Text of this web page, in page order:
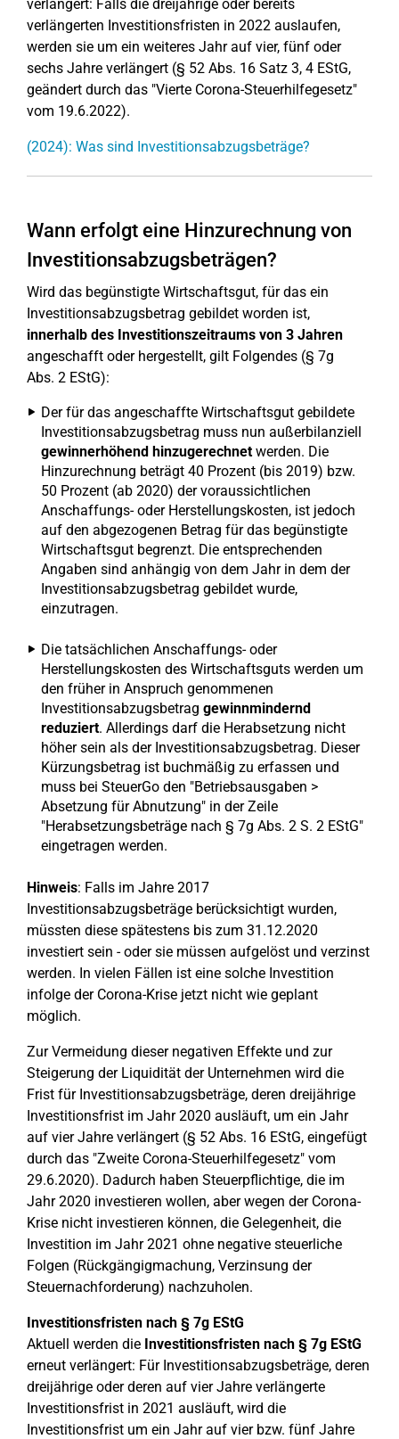
verlängert: Falls die dreijährige oder bereits
verlängerten Investitionsfristen in 2022 auslaufen,
werden sie um ein weiteres Jahr auf vier, fünf oder
sechs Jahre verlängert (§ 52 Abs. 16 Satz 3, 4 EStG,
geändert durch das "Vierte Corona-Steuerhilfegesetz"
vom 19.6.2022).
(2024): Was sind Investitionsabzugsbeträge?
Wann erfolgt eine Hinzurechnung von
Investitionsabzugsbeträgen?
Wird das begünstigte Wirtschaftsgut, für das ein
Investitionsabzugsbetrag gebildet worden ist,
innerhalb des Investitionszeitraums von 3 Jahren
angeschafft oder hergestellt, gilt Folgendes (§ 7g
Abs. 2 EStG):
Der für das angeschaffte Wirtschaftsgut gebildete
Investitionsabzugsbetrag muss nun außerbilanziell
gewinnerhöhend hinzugerechnetwerden. Die
Hinzurechnung beträgt 40 Prozent (bis 2019) bzw.
50 Prozent (ab 2020) der voraussichtlichen
Anschaffungs- oder Herstellungskosten, ist jedoch
auf den abgezogenen Betrag für das begünstigte
Wirtschaftsgut begrenzt. Die entsprechenden
Angaben sind anhängig von dem Jahr in dem der
Investitionsabzugsbetrag gebildet wurde,
einzutragen.
Die tatsächlichen Anschaffungs- oder
Herstellungskosten des Wirtschaftsguts werden um
den früher in Anspruch genommenen
Investitionsabzugsbetrag gewinnmindernd
reduziert. Allerdings darf die Herabsetzung nicht
höher sein als der Investitionsabzugsbetrag. Dieser
Kürzungsbetrag ist buchmäßig zu erfassen und
muss bei SteuerGo den "Betriebsausgaben >
Absetzung für Abnutzung" in der Zeile
"Herabsetzungsbeträge nach § 7g Abs. 2 S. 2 EStG"
eingetragen werden.
Hinweis: Falls im Jahre 2017
Investitionsabzugsbeträge berücksichtigt wurden,
müssten diese spätestens bis zum 31.12.2020
investiert sein - oder sie müssen aufgelöst und verzinst
werden. In vielen Fällen ist eine solche Investition
infolge der Corona-Krise jetzt nicht wie geplant
möglich.
Zur Vermeidung dieser negativen Effekte und zur
Steigerung der Liquidität der Unternehmen wird die
Frist für Investitionsabzugsbeträge, deren dreijährige
Investitionsfrist im Jahr 2020 ausläuft, um ein Jahr
auf vier Jahre verlängert (§ 52 Abs. 16 EStG, eingefügt
durch das "Zweite Corona-Steuerhilfegesetz" vom
29.6.2020). Dadurch haben Steuerpflichtige, die im
Jahr 2020 investieren wollen, aber wegen der Corona-
Krise nicht investieren können, die Gelegenheit, die
Investition im Jahr 2021 ohne negative steuerliche
Folgen (Rückgängigmachung, Verzinsung der
Steuernachforderung) nachzuholen.
Investitionsfristen nach § 7g EStG
Aktuell werden die Investitionsfristen nach § 7g EStG
erneut verlängert: Für Investitionsabzugsbeträge, deren
dreijährige oder deren auf vier Jahre verlängerte
Investitionsfrist in 2021 ausläuft, wird die
Investitionsfrist um ein Jahr auf vier bzw. fünf Jahre